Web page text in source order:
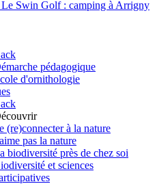
Le Swin Golf : camping à Arrigny
pédagogique
d'ornithologie
(re)connecter à la nature
pas la nature
biodiversité près de chez soi
et sciences